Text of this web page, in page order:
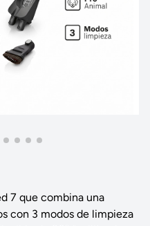
7 que combina una
con 3 modos de limpieza